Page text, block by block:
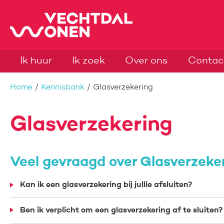
Naar de homepage
Ik huur Ik zoek Over ons
Home Kennisbank Glasverzekering
Glasverzekering
Veel gevraagd over
Kan ik een glasverzekering bij jullie afsluiten?
Ben ik verplicht om een glasverzekering af te sluiten?